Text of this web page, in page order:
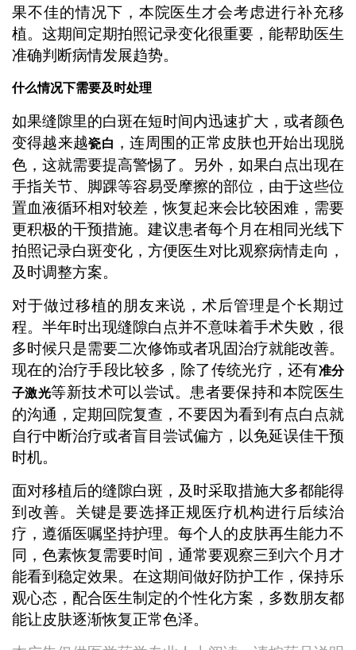
果不佳的情况下，本院医生才会考虑进行补充移
植。这期间定期拍照记录变化很重要，能帮助医生
准确判断病情发展趋势。
什么情况下需要及时处理
如果缝隙里的白斑在短时间内迅速扩大，或者颜色
变得越来越瓷白 ，连周围的正常皮肤也开始出现脱
色，这就需要提高警惕了。另外，如果白点出现在
手指关节、脚踝等容易受摩擦的部位，由于这些位
置血液循环相对较差，恢复起来会比较困难，需要
更积极的干预措施。建议患者每个月在相同光线下
拍照记录白斑变化，方便医生对比观察病情走向，
及时调整方案。
对于做过移植的朋友来说，术后管理是个长期过
程。半年时出现缝隙白点并不意味着手术失败，很
多时候只是需要二次修饰或者巩固治疗就能改善。
现在的治疗手段比较多，除了传统光疗，还有准分
子激光等新技术可以尝试。患者要保持和本院医生
的沟通，定期回院复查，不要因为看到有点白点就
自行中断治疗或者盲目尝试偏方，以免延误佳干预
时机。
面对移植后的缝隙白斑，及时采取措施大多都能得
到改善。关键是要选择正规医疗机构进行后续治
疗，遵循医嘱坚持护理。每个人的皮肤再生能力不
同，色素恢复需要时间，通常要观察三到六个月才
能看到稳定效果。在这期间做好防护工作，保持乐
观心态，配合医生制定的个性化方案，多数朋友都
能让皮肤逐渐恢复正常色泽。